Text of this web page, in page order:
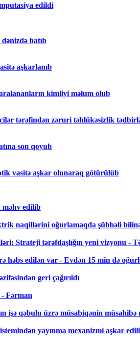
edildi
batıb
aşkarlanıb
kimliyi məlum olub
tərəfindən zəruri təhlükəsizlik
son qoyub
vasitə aşkar olunaraq götürülüb
məhv edilib
naqillərini oğurlamaqda şübhəli
Strateji tərəfdaşlığın yeni vizyonu -
həbs edilən var - Evdən 15 min də
geri çağırıldı
- Fərman
işə qəbulu üzrə müsabiqənin müsahibə
yayınma mexanizmi aşkar